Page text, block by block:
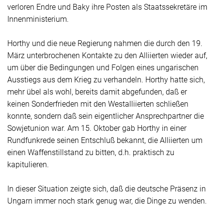
verloren Endre und Baky ihre Posten als Staatssekretäre im
Innenministerium.
Horthy und die neue Regierung nahmen die durch den 19.
März unterbrochenen Kontakte zu den Alliierten wieder auf,
um über die Bedingungen und Folgen eines ungarischen
Ausstiegs aus dem Krieg zu verhandeln. Horthy hatte sich,
mehr übel als wohl, bereits damit abgefunden, daß er
keinen Sonderfrieden mit den Westalliierten schließen
konnte, sondern daß sein eigentlicher Ansprechpartner die
Sowjetunion war. Am 15. Oktober gab Horthy in einer
Rundfunkrede seinen Entschluß bekannt, die Alliierten um
einen Waffenstillstand zu bitten, d.h. praktisch zu
kapitulieren.
In dieser Situation zeigte sich, daß die deutsche Präsenz in
Ungarn immer noch stark genug war, die Dinge zu wenden.